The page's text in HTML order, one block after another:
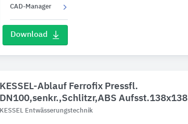
CAD-Manager
Download
KESSEL-Ablauf Ferrofix Pressfl.
DN100,senkr.,Schlitzr,ABS Aufsst.138x138
KESSEL Entwässerungstechnik